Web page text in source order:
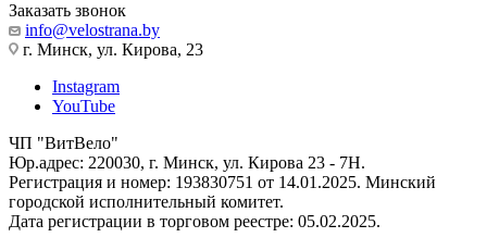
Заказать звонок
info@velostrana.by
г. Минск, ул. Кирова, 23
Instagram
YouTube
ЧП "ВитВело"
Юр.адрес: 220030, г. Минск, ул. Кирова 23 - 7Н.
Регистрация и номер: 193830751 от 14.01.2025. Минский
городской исполнительный комитет.
Дата регистрации в торговом реестре: 05.02.2025.